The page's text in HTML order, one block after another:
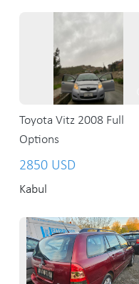
Toyota Vitz 2008 Full
Options
2850 USD
Kabul